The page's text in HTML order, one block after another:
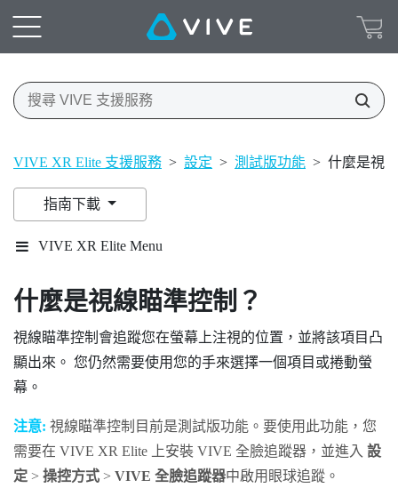
VIVE XR Elite 支援服務 > 設定 > 測試版功能 > 什麼是視
指南下載
VIVE XR Elite Menu
什麼是視線瞄準控制？
視線瞄準控制會追蹤您在螢幕上注視的位置，並將該項目凸
顯出來。 您仍然需要使用您的手來選擇一個項目或捲動螢
幕。
注意: 視線瞄準控制目前是測試版功能。要使用此功能，您
需要在 VIVE XR Elite 上安裝 VIVE 全臉追蹤器 ，並進入 設
定 > 操控方式 > VIVE 全臉追蹤器中啟用眼球追蹤。